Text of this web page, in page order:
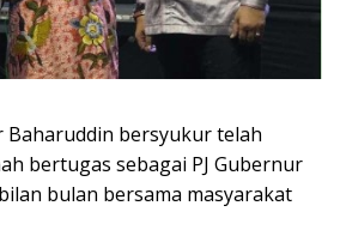
Baharuddin bersyukur telah
bertugas sebagai PJ Gubernur
bulan bersama masyarakat